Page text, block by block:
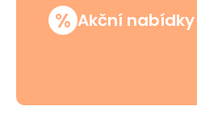
% Akční